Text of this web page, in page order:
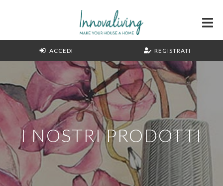
ACCEDI REGISTRATI
I NOSTRI PRODOTTI